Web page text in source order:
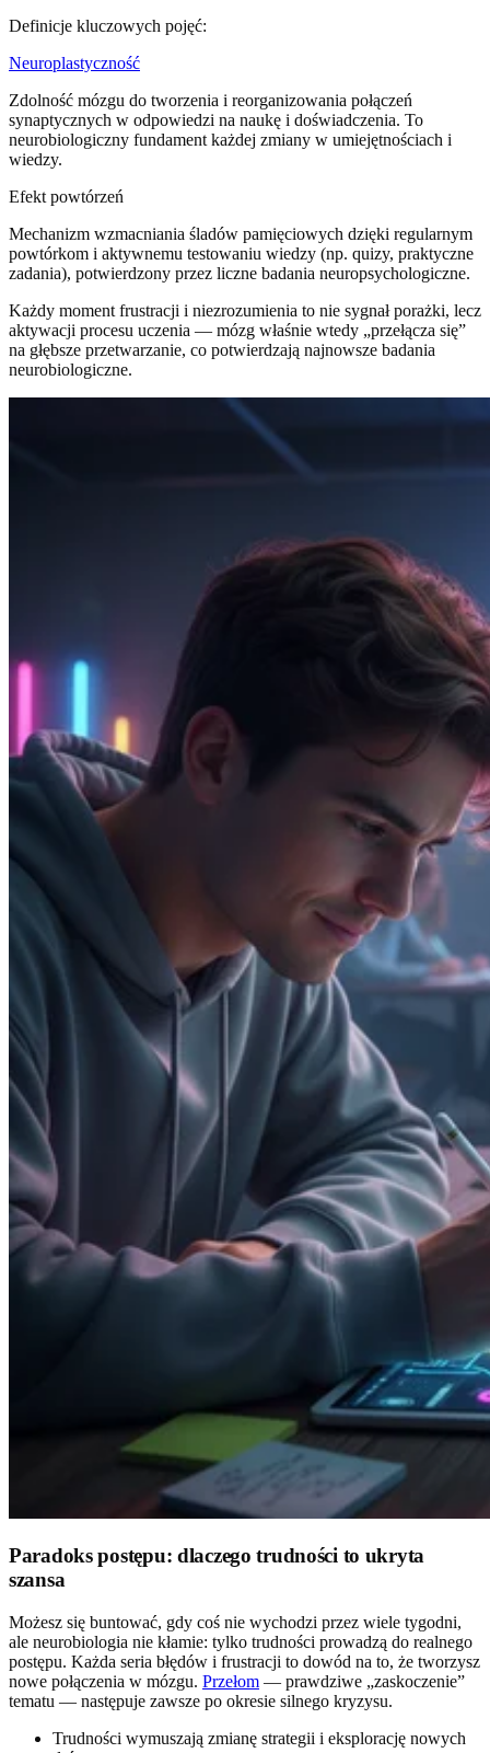
Definicje kluczowych pojęć:
Neuroplastyczność
Zdolność mózgu do tworzenia i reorganizowania połączeń
synaptycznych w odpowiedzi na naukę i doświadczenia. To
neurobiologiczny fundament każdej zmiany w umiejętnościach i
wiedzy.
Efekt powtórzeń
Mechanizm wzmacniania śladów pamięciowych dzięki regularnym
powtórkom i aktywnemu testowaniu wiedzy (np. quizy, praktyczne
zadania), potwierdzony przez liczne badania neuropsychologiczne.
Każdy moment frustracji i niezrozumienia to nie sygnał porażki, lecz
aktywacji procesu uczenia — mózg właśnie wtedy „przełącza się”
na głębsze przetwarzanie, co potwierdzają najnowsze badania
neurobiologiczne.
Paradoks postępu: dlaczego trudności to ukryta
szansa
Możesz się buntować, gdy coś nie wychodzi przez wiele tygodni,
ale neurobiologia nie kłamie: tylko trudności prowadzą do realnego
postępu. Każda seria błędów i frustracji to dowód na to, że tworzysz
nowe połączenia w mózgu. Przełom — prawdziwe „zaskoczenie”
tematu — następuje zawsze po okresie silnego kryzysu.
Trudności wymuszają zmianę strategii i eksplorację nowych